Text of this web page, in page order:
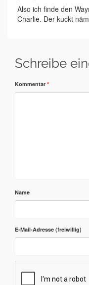
Also ich finde den
Charlie. Der kuckt
Schreibe
Kommentar *
Name
E-Mail-Adresse